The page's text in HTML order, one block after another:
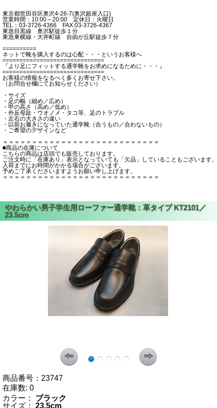
東京都世田谷区奥沢4-26-7(奥沢銀座入口)
営業時間：10:00～20:00 定休日：火曜日
TEL：03-3726-4366 FAX:03-3726-4367
東急目黒線 奥沢駅徒歩１分
東急東横線・大井町線 自由が丘駅徒歩７分
==========
ネットで靴を購入するのは心配・・・というお客様へ
==============================
『より足にフィットする通学靴をお求めになるために・・・』
==============================
お客様の情報をなるべく多くお寄せ下さい。
（お問合せ欄にてお知らせください）
・サイズ
・足の幅（細め／広め）
・甲の高さ（高め／低め）
・外反母趾・ウオノメ・タコ等、足のトラブル
・左右の大きさの違い
・以前お履きになっていた通学靴（合うもの／合わないもの）
・ご希望のデザインなど
＝＝＝＝＝＝＝＝＝＝＝＝＝＝＝＝＝＝＝＝＝＝＝＝＝＝＝
■商品の在庫について
こちらの商品は店頭でも販売しております。
ご注文時に「在庫あり」表示となっていても「欠品」していることもございます。
入荷までにお時間がかかる場合がございます。
予めご了承くださいますようお願い申し上げます。
＝＝＝＝＝＝＝＝＝＝＝＝＝＝＝＝＝＝＝＝＝＝＝＝＝＝＝
商品番号： 23747
在庫数: 0
カラー：
ブラック
サイズ：
23.5cm